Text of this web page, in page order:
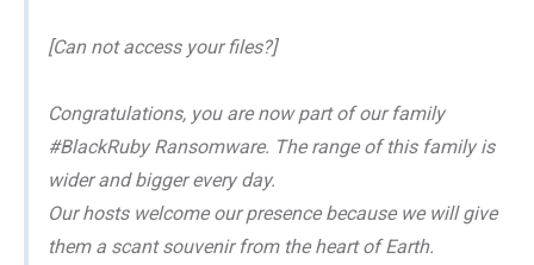
[Can not access your files?]
Congratulations, you are now part of our family
#BlackRuby Ransomware. The range of this family is
wider and bigger every day.
Our hosts welcome our presence because we will give
them a scant souvenir from the heart of Earth.